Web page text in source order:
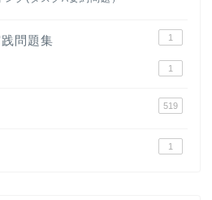
問題集 1
1
519
1